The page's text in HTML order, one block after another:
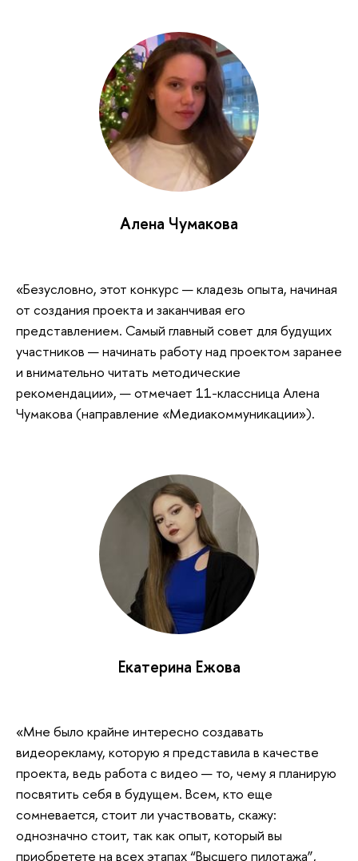
Алена Чумакова
«Безусловно, этот конкурс — кладезь опыта, начиная
от создания проекта и заканчивая его
представлением. Самый главный совет для будущих
участников — начинать работу над проектом заранее
и внимательно читать методические
рекомендации», — отмечает 11-классница Алена
Чумакова (направление «Медиакоммуникации»).
Екатерина Ежова
«Мне было крайне интересно создавать
видеорекламу, которую я представила в качестве
проекта, ведь работа с видео — то, чему я планирую
посвятить себя в будущем. Всем, кто еще
сомневается, стоит ли участвовать, скажу:
однозначно стоит, так как опыт, который вы
приобретете на всех этапах “Высшего пилотажа”,